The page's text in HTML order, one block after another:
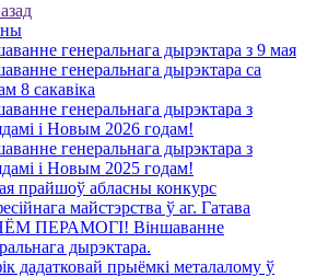
генеральнага дырэктара з 9 мая
генеральнага дырэктара са
8 сакавіка
генеральнага дырэктара з
і Новым 2026 годам!
генеральнага дырэктара з
і Новым 2025 годам!
прайшоў абласны конкурс
майстэрства ў аг. Гатава
ПЕРАМОГІ! Віншаванне
дырэктара.
дадатковай прыёмкі металалому ў